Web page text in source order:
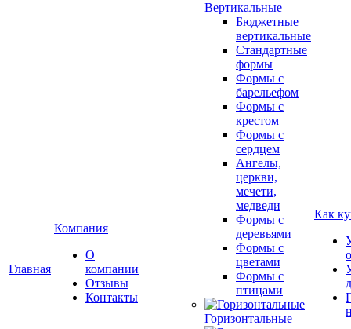
Главная
Компания
О
компании
Отзывы
Контакты
Вертикальные
Бюджетные
вертикальные
Стандартные
формы
Формы с
барельефом
Формы с
крестом
Формы с
сердцем
Ангелы,
церкви,
мечети,
медведи
Формы с
деревьями
Формы с
цветами
Формы с
птицами
Горизонтальные
Как